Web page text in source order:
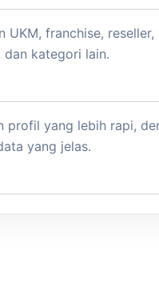
UKM, franchise,
dan kategori lain.
profil yang lebih rapi,
yang jelas.